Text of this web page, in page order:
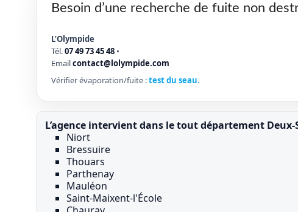
Besoin d’une recherche de fuite non
L’Olympide
Tél.07 49 73 45 48 •
Emailcontact@lolympide.com
Vérifier évaporation/fuite :test du seau.
L’agence intervient dans le tout département Deux-
Niort
Bressuire
Thouars
Parthenay
Mauléon
Saint-Maixent-l'École